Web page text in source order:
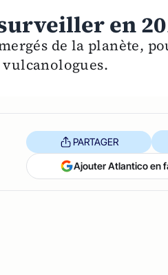
en
de la planète,
PARTAGER
Ajouter Atlantico en